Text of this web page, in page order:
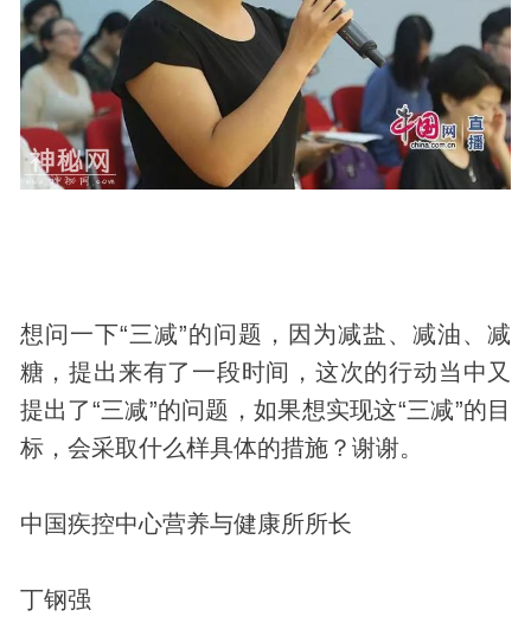
想问一下“三减”的问题，因为减盐、减油、减
糖，提出来有了一段时间，这次的行动当中又
提出了“三减”的问题，如果想实现这“三减”的目
标，会采取什么样具体的措施？谢谢。
中国疾控中心营养与健康所所长
丁钢强